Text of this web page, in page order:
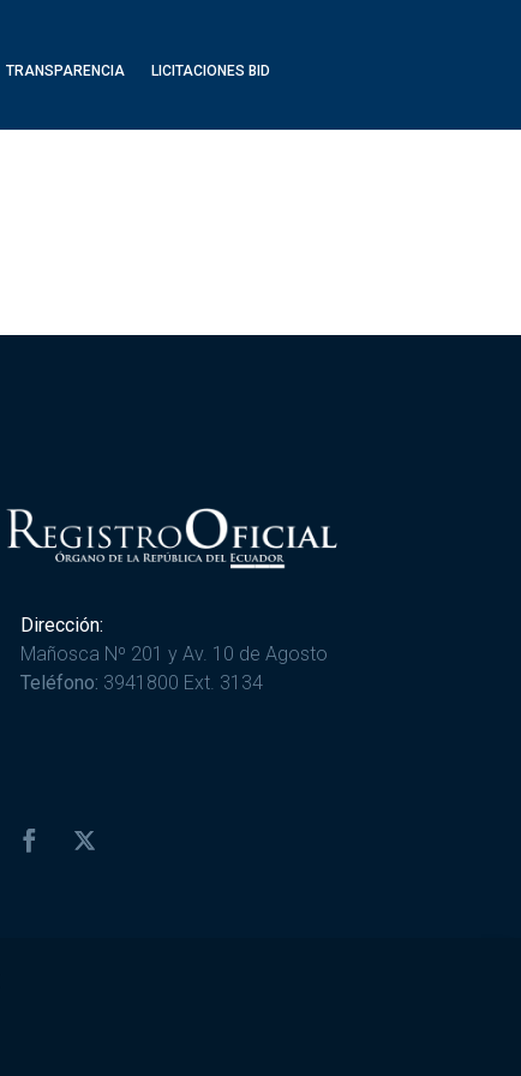
TRANSPARENCIA LICITACIONES BID
Dirección:
Mañosca Nº 201 y Av. 10 de Agosto
Teléfono: 3941800 Ext. 3134